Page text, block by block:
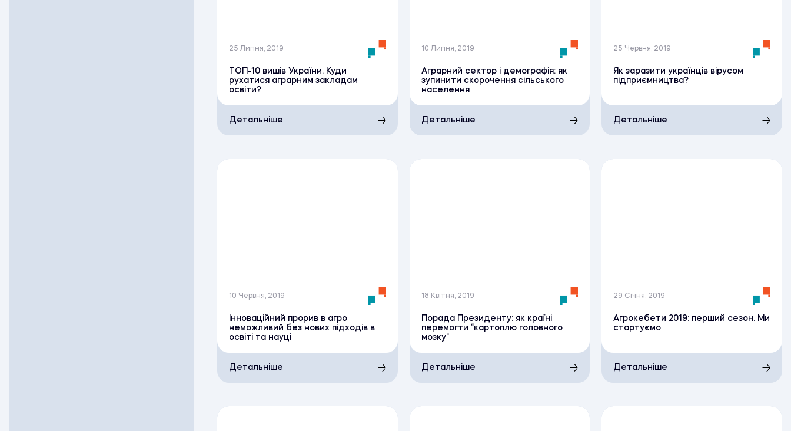
25 Липня, 2019
ТОП-10 вишів України. Куди
рухатися аграрним закладам
освіти?
Детальніше
10 Липня, 2019
Аграрний сектор і демографія: як
зупинити скорочення сільського
населення
Детальніше
25 Червня, 2019
Як заразити українців вірусом
підприємництва?
Детальніше
10 Червня, 2019
Інноваційний прорив в агро
неможливий без нових підходів в
освіті та науці
Детальніше
18 Квітня, 2019
Порада Президенту: як країні
перемогти “картоплю головного
мозку”
Детальніше
29 Січня, 2019
Агрокебети 2019: перший сезон. Ми
стартуємо
Детальніше